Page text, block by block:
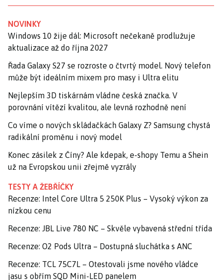
NOVINKY
Windows 10 žije dál: Microsoft nečekaně prodlužuje
aktualizace až do října 2027
Řada Galaxy S27 se rozroste o čtvrtý model. Nový telefon
může být ideálním mixem pro masy i Ultra elitu
Nejlepším 3D tiskárnám vládne česká značka. V
porovnání vítězí kvalitou, ale levná rozhodně není
Co víme o nových skládačkách Galaxy Z? Samsung chystá
radikální proměnu i nový model
Konec zásilek z Číny? Ale kdepak, e-shopy Temu a Shein
už na Evropskou unii zřejmě vyzrály
TESTY A ŽEBŘÍČKY
Recenze: Intel Core Ultra 5 250K Plus – Vysoký výkon za
nízkou cenu
Recenze: JBL Live 780 NC – Skvěle vybavená střední třída
Recenze: O2 Pods Ultra – Dostupná sluchátka s ANC
Recenze: TCL 75C7L – Otestovali jsme nového vládce
jasu s obřím SQD Mini-LED panelem